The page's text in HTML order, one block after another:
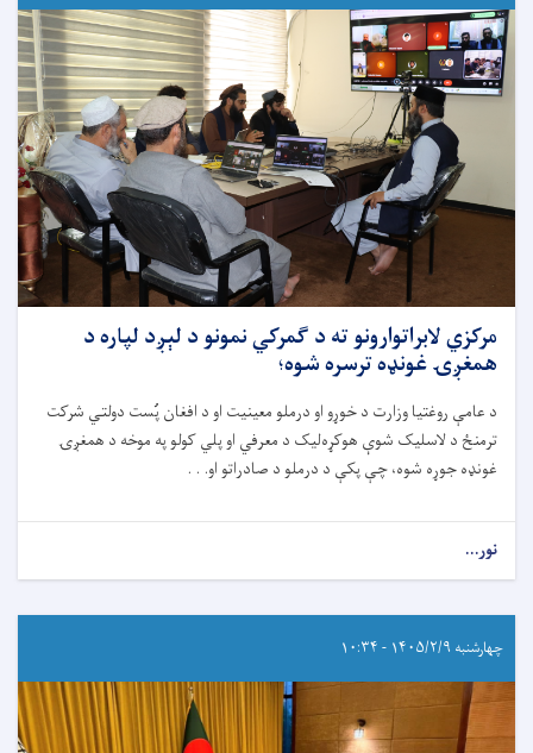
مرکزي لابراتوارونو ته د ګمرکي نمونو د لېږد لپاره د
همغږۍ غونډه ترسره شوه؛
د عامې روغتیا وزارت د خوړو او درملو معینیت او د افغان پُست دولتي شرکت
ترمنځ د لاسلیک شوې هوکړه‌لیک د معرفي او پلي کولو په موخه د همغږۍ
غونډه جوړه شوه، چې پکې د درملو د صادراتو او. . .
نور...
چهارشنبه ۱۴۰۵/۲/۹ - ۱۰:۳۴